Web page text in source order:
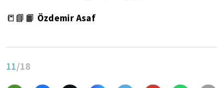
📒📘📙 Özdemir Asaf
11/18